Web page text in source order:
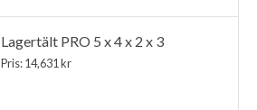
Lagertält PRO 5 x 4 x 2 x 3
Pris: 14,631 kr